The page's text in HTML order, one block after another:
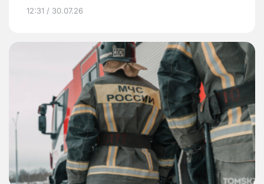
12:31 / 30.07.26